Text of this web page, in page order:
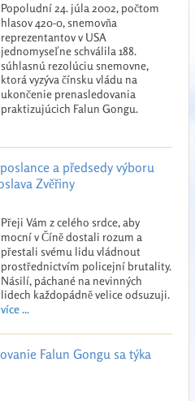
Popoludní 24. júla 2002, počtom
hlasov 420-0, snemovňa
reprezentantov v USA
jednomyseľne schválila 188.
súhlasnú rezolúciu snemovne,
ktorá vyzýva čínsku vládu na
ukončenie prenasledovania
praktizujúcich Falun Gongu.
a předsedy výboru
Zvěřiny
Přeji Vám z celého srdce, aby
mocní v Číně dostali rozum a
přestali svému lidu vládnout
prostřednictvím policejní brutality.
Násilí, páchané na nevinných
lidech každopádně velice odsuzuji.
více ...
Falun Gongu sa týka